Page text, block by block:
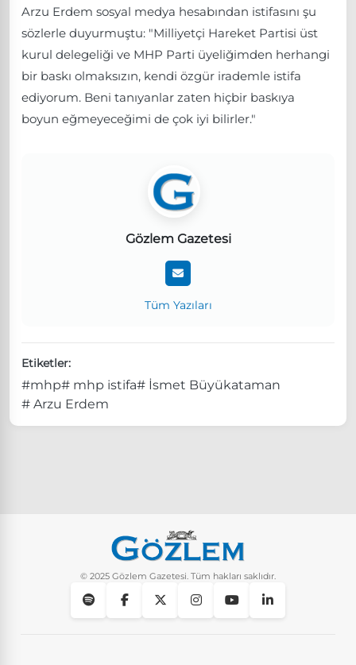
Arzu Erdem sosyal medya hesabından istifasını şu
sözlerle duyurmuştu: "Milliyetçi Hareket Partisi üst
kurul delegeliği ve MHP Parti üyeliğimden herhangi
bir baskı olmaksızın, kendi özgür irademle istifa
ediyorum. Beni tanıyanlar zaten hiçbir baskıya
boyun eğmeyeceğimi de çok iyi bilirler."
Gözlem Gazetesi
Tüm Yazıları
Etiketler:
#mhp# mhp istifa# İsmet Büyükataman
# Arzu Erdem
© 2025 Gözlem Gazetesi. Tüm hakları saklıdır.